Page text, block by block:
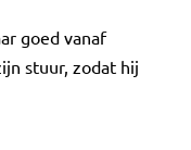
goed vanaf
stuur, zodat hij